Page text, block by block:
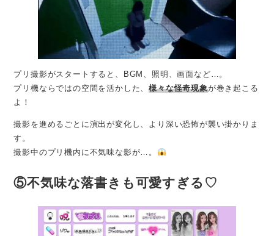
プリ撮影がスタートすると、BGM、照明、画面など…。
プリ機ならではの空間を活かした、様々な怪奇現象が巻き起こる
よ！
撮影を進めるごとに演出が変化し、より深い恐怖が襲い掛かりま
す。
撮影中のプリ機内に不気味な影が…。
⑤不気味な落書きも可愛すぎる♡